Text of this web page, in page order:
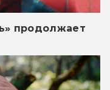
продолжает